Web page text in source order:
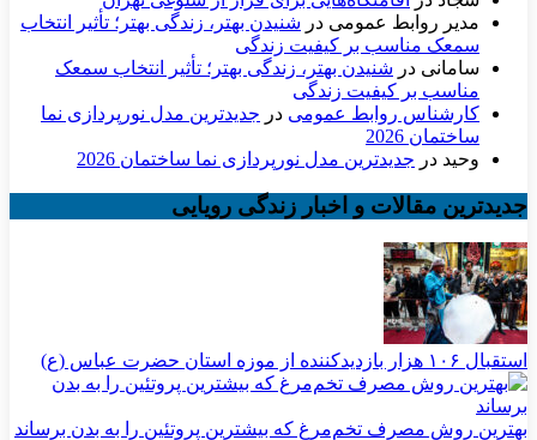
مدیر روابط عمومی در شنیدن بهتر، زندگی بهتر؛ تأثیر انتخاب
سمعک مناسب بر کیفیت زندگی
سامانی در شنیدن بهتر، زندگی بهتر؛ تأثیر انتخاب سمعک
مناسب بر کیفیت زندگی
کارشناس روابط عمومی در جدیدترین مدل نورپردازی نما
ساختمان 2026
وحید در جدیدترین مدل نورپردازی نما ساختمان 2026
جدیدترین مقالات و اخبار زندگی رویایی
استقبال ۱۰۶ هزار بازدیدکننده از موزه استان حضرت عباس (ع)
بهترین روش مصرف تخم‌مرغ که بیشترین پروتئین را به بدن برساند